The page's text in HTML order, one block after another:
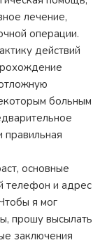
лечение,
операции.
действий
больным
правильная
основные
телефон и адрес
я мог
прошу высылать
заключения